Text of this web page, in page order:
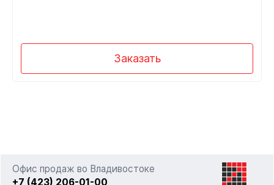
Заказать
Офис продаж во Владивостоке
+7 (423) 206-01-00